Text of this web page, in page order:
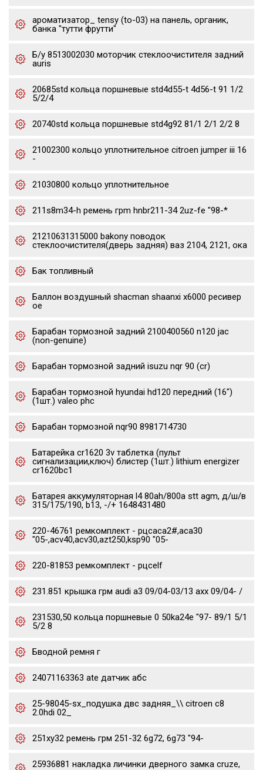
ароматизатор_ tensy (to-03) на панель, органик,
банка "тутти фрутти"
Б/у 8513002030 моторчик стеклоочистителя задний
auris
20685std кольца поршневые std4d55-t 4d56-t 91 1/2
5/2/4
20740std кольца поршневые std4g92 81/1 2/1 2/2 8
21002300 кольцо уплотнительное citroen jumper iii 16
-
21030800 кольцо уплотнительное
211s8m34-h ремень грm hnbr211-34 2uz-fe "98-*
21210631315000 bakony поводок
стеклоочистителя(дверь задняя) ваз 2104, 2121, ока
Бак топливный
Баллон воздушный shacman shaanxi x6000 ресивер
oe
Барабан тормозной задний 2100400560 n120 jac
(non-genuine)
Барабан тормозной задний isuzu nqr 90 (cr)
Барабан тормозной hyundai hd120 передний (16")
(1шт.) valeo phc
Барабан тормозной nqr90 8981714730
Батарейка cr1620 3v таблетка (пульт
сигнализации,ключ) блистер (1шт.) lithium energizer
cr1620bc1
Батарея аккумуляторная l4 80ah/800a stt agm, д/ш/в
315/175/190, b13, -/+ 1648431480
220-46761 ремкомплект - рцсaca2#,aca30
"05-,acv40,acv30,azt250,ksp90 "05-
220-81853 ремкомплект - рцсelf
231.851 крышка грм audi a3 09/04-03/13 axx 09/04- /
231530,50 кольца поршневые 0 50ka24e "97- 89/1 5/1
5/2 8
Бводной ремня г
24071163363 ate датчик абс
25-98045-sx_подушка двс задняя_\\ citroen c8
2.0hdi 02_
251xy32 ремень грм 251-32 6g72, 6g73 "94-
25936881 накладка личинки дверного замка cruze,